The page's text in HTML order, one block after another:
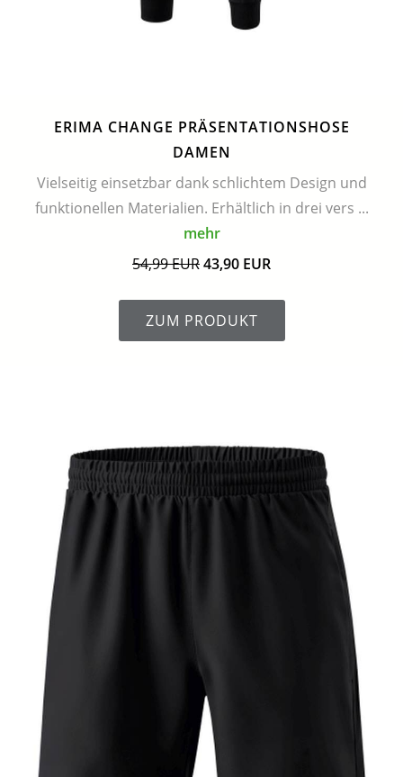
ERIMA CHANGE PRÄSENTATIONSHOSE
DAMEN
Vielseitig einsetzbar dank schlichtem Design und
funktionellen Materialien. Erhältlich in drei vers ...
mehr
54,99 EUR43,90 EUR
ZUM PRODUKT